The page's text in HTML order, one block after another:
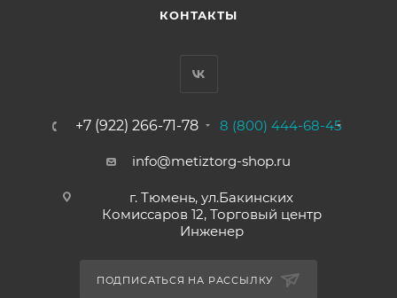
КОНТАКТЫ
+7 (922) 266-71-78 8 (800) 444-68-45
info@metiztorg-shop.ru
г. Тюмень, ул.Бакинских
Комиссаров 12, Торговый центр
Инженер
ПОДПИСАТЬСЯ НА РАССЫЛКУ